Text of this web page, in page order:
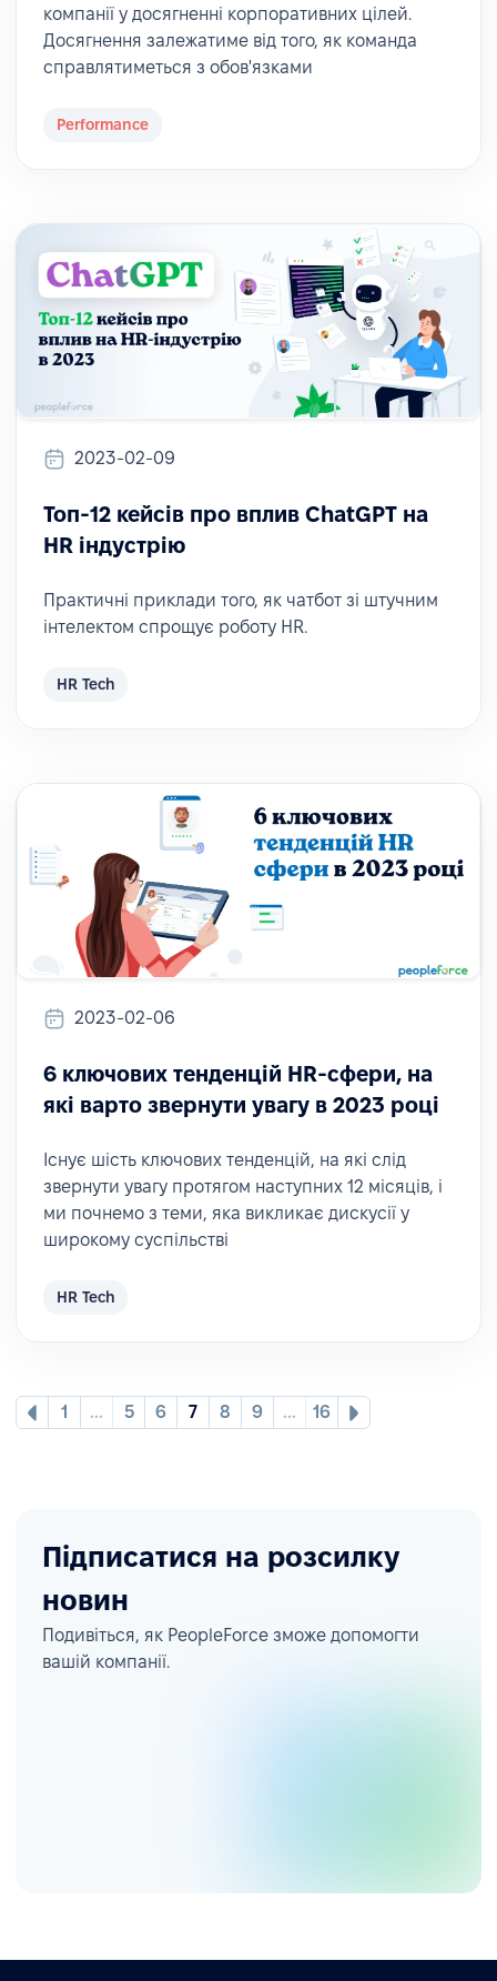
компанії у досягненні корпоративних цілей.
Досягнення залежатиме від того, як команда
справлятиметься з обов'язками
Performance
2023-02-09
Топ-12 кейсів про вплив ChatGPT на
HR індустрію
Практичні приклади того, як чатбот зі штучним
інтелектом спрощує роботу HR.
HR Tech
2023-02-06
6 ключових тенденцій HR-сфери, на
які варто звернути увагу в 2023 році
Існує шість ключових тенденцій, на які слід
звернути увагу протягом наступних 12 місяців, і
ми почнемо з теми, яка викликає дискусії у
широкому суспільстві
HR Tech
1 ... 5 6 7 8 9 ... 16
Підписатися на розсилку
новин
Подивіться, як PeopleForce зможе допомогти
вашій компанії.